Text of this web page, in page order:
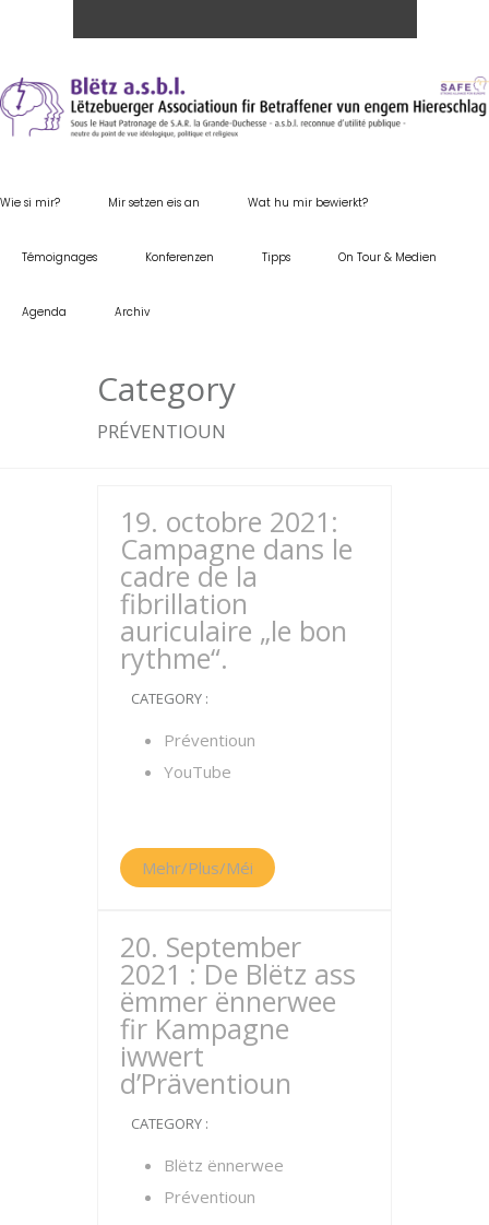
Wie si mir? Mir setzen eis an Wat hu mir bewierkt?
Témoignages Konferenzen Tipps On Tour & Medien
Agenda Archiv
Category
PRÉVENTIOUN
19. octobre 2021:
Campagne dans le
cadre de la
fibrillation
auriculaire „le bon
rythme“.
CATEGORY :
Préventioun
YouTube
Mehr/Plus/Méi
20. September
2021 : De Blëtz ass
ëmmer ënnerwee
fir Kampagne
iwwert
d’Präventioun
CATEGORY :
Blëtz ënnerwee
Préventioun